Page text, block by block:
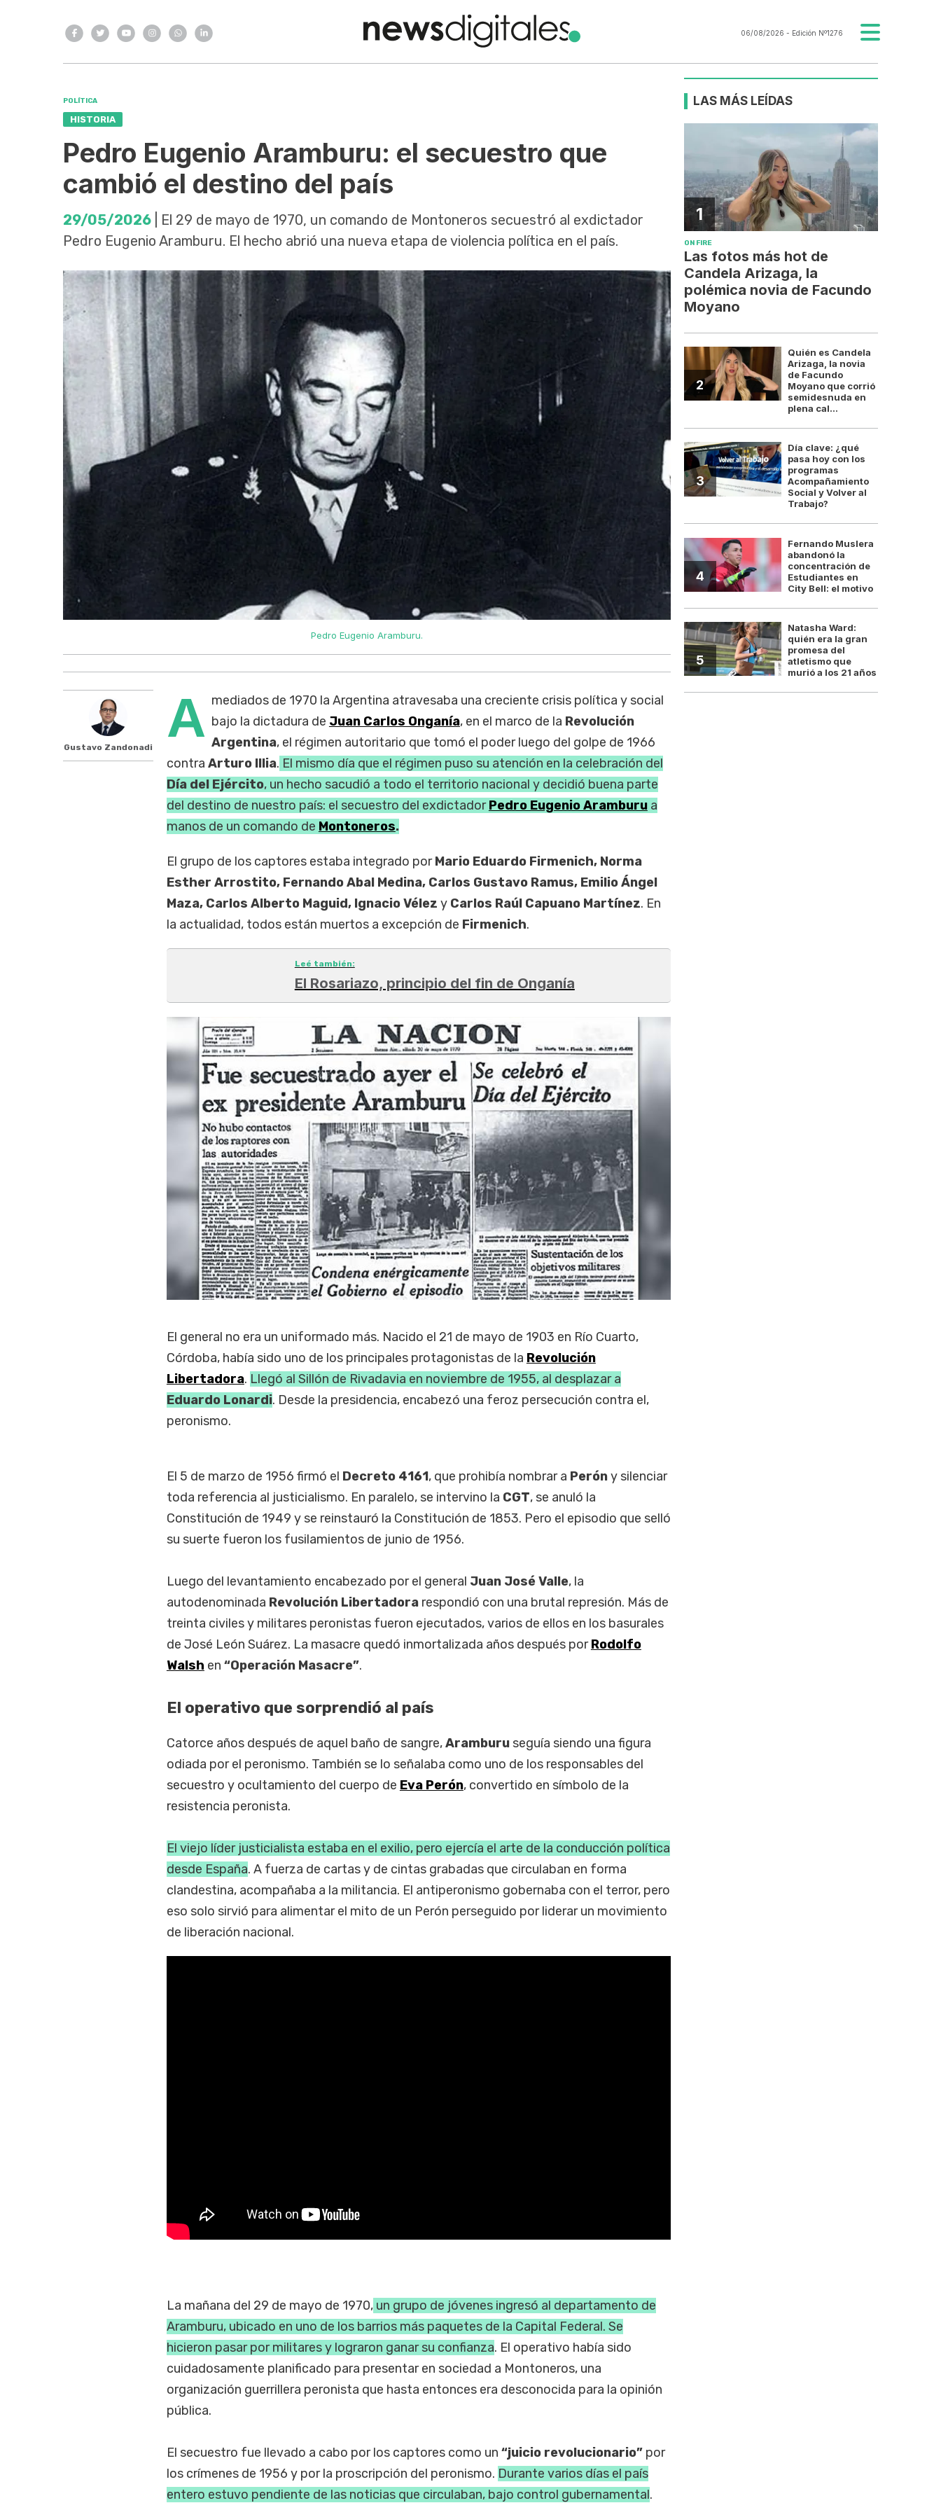
06/08/2026 - Edición Nº1276
POLÍTICA
HISTORIA
Pedro Eugenio Aramburu: el secuestro que
cambió el destino del país
29/05/2026 | El 29 de mayo de 1970, un comando de Montoneros secuestró al exdictador
Pedro Eugenio Aramburu. El hecho abrió una nueva etapa de violencia política en el país.
Pedro Eugenio Aramburu.
Gustavo Zandonadi A mediados de 1970 la Argentina atravesaba una creciente crisis política y social
bajo la dictadura de Juan Carlos Onganía, en el marco de la Revolución
Argentina, el régimen autoritario que tomó el poder luego del golpe de 1966
contra Arturo Illia. El mismo día que el régimen puso su atención en la celebración del
Día del Ejército, un hecho sacudió a todo el territorio nacional y decidió buena parte
del destino de nuestro país: el secuestro del exdictadorPedro Eugenio Aramburua
manos de un comando de Montoneros.
El grupo de los captores estaba integrado por Mario Eduardo Firmenich, Norma
Esther Arrostito, Fernando Abal Medina, Carlos Gustavo Ramus, Emilio Ángel
Maza, Carlos Alberto Maguid, Ignacio Vélez y Carlos Raúl Capuano Martínez. En
la actualidad, todos están muertos a excepción de Firmenich.
Leé también:
El Rosariazo, principio del fin de Onganía
El general no era un uniformado más. Nacido el 21 de mayo de 1903 en Río Cuarto,
Córdoba, había sido uno de los principales protagonistas de la Revolución
Libertadora. Llegó al Sillón de Rivadavia en noviembre de 1955, al desplazar a
Eduardo Lonardi. Desde la presidencia, encabezó una feroz persecución contra el,
peronismo.
El 5 de marzo de 1956 firmó el Decreto 4161, que prohibía nombrar a Peróny silenciar
toda referencia al justicialismo. En paralelo, se intervino la CGT, se anuló la
Constitución de 1949 y se reinstauró la Constitución de 1853. Pero el episodio que selló
su suerte fueron los fusilamientos de junio de 1956.
Luego del levantamiento encabezado por el general Juan José Valle, la
autodenominada Revolución Libertadorarespondió con una brutal represión. Más de
treinta civiles y militares peronistas fueron ejecutados, varios de ellos en los basurales
de José León Suárez. La masacre quedó inmortalizada años después porRodolfo
Walsh en “Operación Masacre”.
El operativo que sorprendió al país
Catorce años después de aquel baño de sangre,Aramburuseguía siendo una figura
odiada por el peronismo. También se lo señalaba como uno de los responsables del
secuestro y ocultamiento del cuerpo de Eva Perón, convertido en símbolo de la
resistencia peronista.
El viejo líder justicialista estaba en el exilio, pero ejercía el arte de la conducción política
desde España. A fuerza de cartas y de cintas grabadas que circulaban en forma
clandestina, acompañaba a la militancia. El antiperonismo gobernaba con el terror, pero
eso solo sirvió para alimentar el mito de un Perón perseguido por liderar un movimiento
de liberación nacional.
La mañana del 29 de mayo de 1970,un grupo de jóvenes ingresó al departamento de
Aramburu, ubicado en uno de los barrios más paquetes de la Capital Federal. Se
hicieron pasar por militares y lograron ganar su confianza. El operativo había sido
cuidadosamente planificado para presentar en sociedad a Montoneros, una
organización guerrillera peronista que hasta entonces era desconocida para la opinión
pública.
El secuestro fue llevado a cabo por los captores como un “juicio revolucionario”por
los crímenes de 1956 y por la proscripción del peronismo. Durante varios días el país
entero estuvo pendiente de las noticias que circulaban, bajo control gubernamental.
LAS MÁS LEÍDAS
1
ON FIRE
Las fotos más hot de
Candela Arizaga, la
polémica novia de Facundo
Moyano
2
Quién es Candela
Arizaga, la novia
de Facundo
Moyano que corrió
semidesnuda en
plena cal...
3
Día clave: ¿qué
pasa hoy con los
programas
Acompañamiento
Social y Volver al
Trabajo?
4
Fernando Muslera
abandonó la
concentración de
Estudiantes en
City Bell: el motivo
5
Natasha Ward:
quién era la gran
promesa del
atletismo que
murió a los 21 años